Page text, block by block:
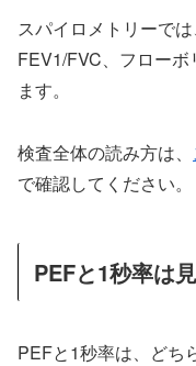
スパイロメトリーで
FEV1/FVC、フロー
ます。
検査全体の読み方は、
で確認してください。
PEFと1秒率は
PEFと1秒率は、どち